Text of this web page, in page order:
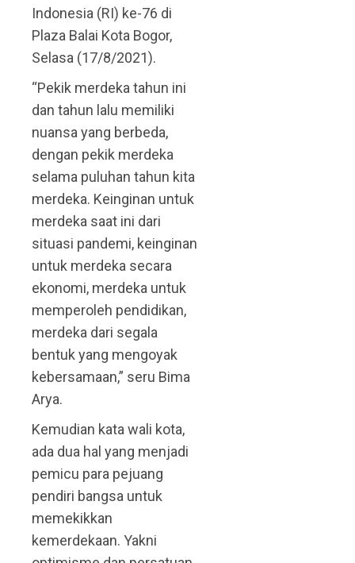
Indonesia (RI) ke-76 di
Plaza Balai Kota Bogor,
Selasa (17/8/2021).
“Pekik merdeka tahun ini
dan tahun lalu memiliki
nuansa yang berbeda,
dengan pekik merdeka
selama puluhan tahun kita
merdeka. Keinginan untuk
merdeka saat ini dari
situasi pandemi, keinginan
untuk merdeka secara
ekonomi, merdeka untuk
memperoleh pendidikan,
merdeka dari segala
bentuk yang mengoyak
kebersamaan,” seru Bima
Arya.
Kemudian kata wali kota,
ada dua hal yang menjadi
pemicu para pejuang
pendiri bangsa untuk
memekikkan
kemerdekaan. Yakni